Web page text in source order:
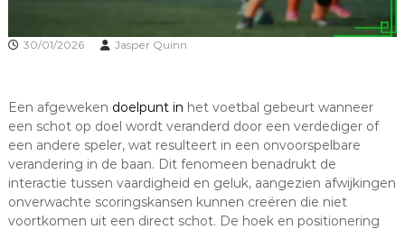
30/01/2026 Jasper Quinn
Een afgeweken doelpunt in het voetbal gebeurt wanneer
een schot op doel wordt veranderd door een verdediger of
een andere speler, wat resulteert in een onvoorspelbare
verandering in de baan. Dit fenomeen benadrukt de
interactie tussen vaardigheid en geluk, aangezien afwijkingen
onverwachte scoringskansen kunnen creëren die niet
voortkomen uit een direct schot. De hoek en positionering